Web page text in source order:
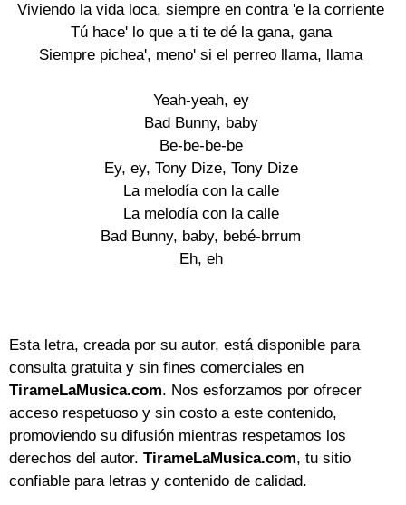
Viviendo la vida loca, siempre en contra 'e la corriente
Tú hace' lo que a ti te dé la gana, gana
Siempre pichea', meno' si el perreo llama, llama
Yeah-yeah, ey
Bad Bunny, baby
Be-be-be-be
Ey, ey, Tony Dize, Tony Dize
La melodía con la calle
La melodía con la calle
Bad Bunny, baby, bebé-brrum
Eh, eh
Esta letra, creada por su autor, está disponible para
consulta gratuita y sin fines comerciales en
TirameLaMusica.com. Nos esforzamos por ofrecer
acceso respetuoso y sin costo a este contenido,
promoviendo su difusión mientras respetamos los
derechos del autor. TirameLaMusica.com, tu sitio
confiable para letras y contenido de calidad.